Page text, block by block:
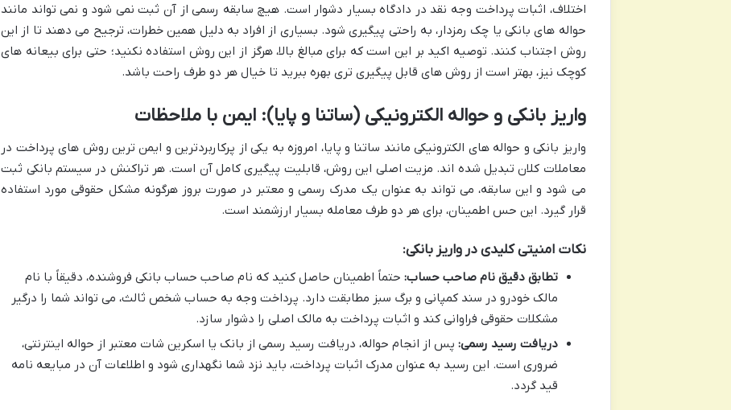
اختلاف، اثبات پرداخت وجه نقد در دادگاه بسیار دشوار است. هیچ سابقه رسمی از آن ثبت نمی شود و نمی تواند مانند
حواله های بانکی یا چک رمزدار، به راحتی پیگیری شود. بسیاری از افراد به دلیل همین خطرات، ترجیح می دهند تا از این
روش اجتناب کنند. توصیه اکید بر این است که برای مبالغ بالا، هرگز از این روش استفاده نکنید؛ حتی برای بیعانه های
کوچک نیز، بهتر است از روش های قابل پیگیری تری بهره ببرید تا خیال هر دو طرف راحت باشد.
واریز بانکی و حواله الکترونیکی (ساتنا و پایا): ایمن با ملاحظات
واریز بانکی و حواله های الکترونیکی مانند ساتنا و پایا، امروزه به یکی از پرکاربردترین و ایمن ترین روش های پرداخت در
معاملات کلان تبدیل شده اند. مزیت اصلی این روش، قابلیت پیگیری کامل آن است. هر تراکنش در سیستم بانکی ثبت
می شود و این سابقه، می تواند به عنوان یک مدرک رسمی و معتبر در صورت بروز هرگونه مشکل حقوقی مورد استفاده
قرار گیرد. این حس اطمینان، برای هر دو طرف معامله بسیار ارزشمند است.
نکات امنیتی کلیدی در واریز بانکی:
تطابق دقیق نام صاحب حساب: حتماً اطمینان حاصل کنید که نام صاحب حساب بانکی فروشنده، دقیقاً با نام
مالک خودرو در سند کمپانی و برگ سبز مطابقت دارد. پرداخت وجه به حساب شخص ثالث، می تواند شما را درگیر
مشکلات حقوقی فراوانی کند و اثبات پرداخت به مالک اصلی را دشوار سازد.
دریافت رسید رسمی: پس از انجام حواله، دریافت رسید رسمی از بانک یا اسکرین شات معتبر از حواله اینترنتی،
ضروری است. این رسید به عنوان مدرک اثبات پرداخت، باید نزد شما نگهداری شود و اطلاعات آن در مبایعه نامه
قید گردد.